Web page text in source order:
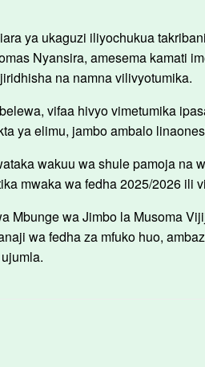
ya ukaguzi iliyochukua
Nyansira, amesema kamati
na namna vilivyotumika.
vifaa hivyo vimetumika
ya elimu, jambo ambalo
wakuu wa shule pamoja na
mwaka wa fedha 2025/2026 ili
Mbunge wa Jimbo la Musoma
wa fedha za mfuko huo,